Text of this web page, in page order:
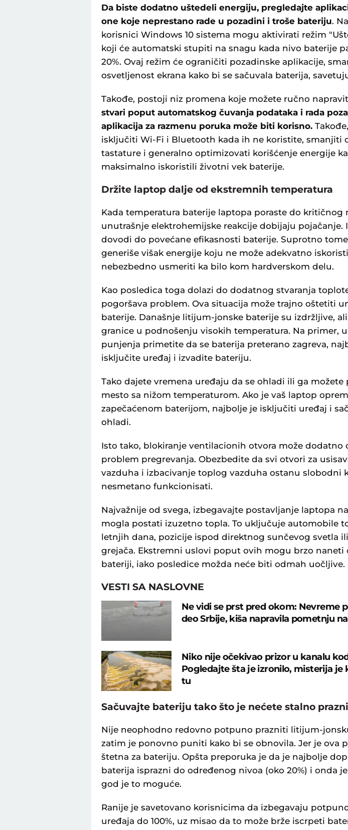
Da biste dodatno uštedeli energiju, pregledajte
one koje neprestano rade u pozadini i troše bateriju.
korisnici Windows 10 sistema mogu aktivirati režim
koji će automatski stupiti na snagu kada nivo baterije
20%. Ovaj režim će ograničiti pozadinske aplikacije,
osvetljenost ekrana kako bi se sačuvala baterija,
Takođe, postoji niz promena koje možete ručno
stvari poput automatskog čuvanja podataka i rada
aplikacija za razmenu poruka može biti korisno.
isključiti Wi-Fi i Bluetooth kada ih ne koristite, smanjiti
tastature i generalno optimizovati korišćenje energije
maksimalno iskoristili životni vek baterije.
Držite laptop dalje od ekstremnih temperatura
Kada temperatura baterije laptopa poraste do kritičnog
unutrašnje elektrohemijske reakcije dobijaju pojačanje.
dovodi do povećane efikasnosti baterije. Suprotno
generiše višak energije koju ne može adekvatno
nebezbedno usmeriti ka bilo kom hardverskom delu.
Kao posledica toga dolazi do dodatnog stvaranja
pogoršava problem. Ova situacija može trajno oštetiti
baterije. Današnje litijum-jonske baterije su izdržljive,
granice u podnošenju visokih temperatura. Na primer,
punjenja primetite da se baterija preterano zagreva,
isključite uređaj i izvadite bateriju.
Tako dajete vremena uređaju da se ohladi ili ga možete
mesto sa nižom temperaturom. Ako je vaš laptop
zapečaćenom baterijom, najbolje je isključiti uređaj i
ohladi.
Isto tako, blokiranje ventilacionih otvora može dodatno
problem pregrevanja. Obezbedite da svi otvori za
vazduha i izbacivanje toplog vazduha ostanu slobodni
nesmetano funkcionisati.
Najvažnije od svega, izbegavajte postavljanje laptopa
mogla postati izuzetno topla. To uključuje automobile
letnjih dana, pozicije ispod direktnog sunčevog svetla
grejača. Ekstremni uslovi poput ovih mogu brzo naneti
bateriji, iako posledice možda neće biti odmah uočljive.
VESTI SA NASLOVNE
Ne vidi se prst pred okom: Nevreme
deo Srbije, kiša napravila pometnju
Niko nije očekivao prizor u kanalu
Pogledajte šta je izronilo, misterija je
tu
Sačuvajte bateriju tako što je nećete stalno
Nije neophodno redovno potpuno prazniti litijum-
zatim je ponovno puniti kako bi se obnovila. Jer je ova
štetna za bateriju. Opšta preporuka je da je najbolje
baterija isprazni do određenog nivoa (oko 20%) i onda
god je to moguće.
Ranije je savetovano korisnicima da izbegavaju
uređaja do 100%, uz misao da to može brže iscrpeti
21o C
Priština